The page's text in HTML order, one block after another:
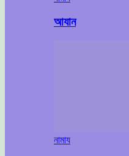
আযান
নামায